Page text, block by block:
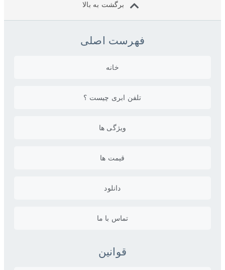
برگشت به بالا
فهرست اصلی
خانه
تلفن ابری چیست ؟
ویژگی ها
قیمت ها
دانلود
تماس با ما
قوانین